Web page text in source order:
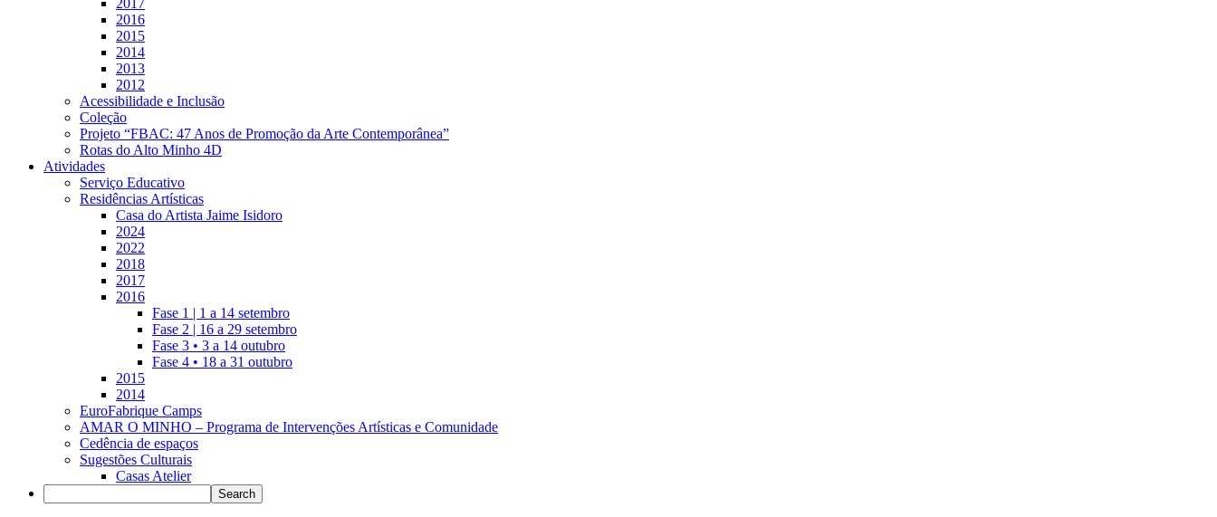
2017
2016
2015
2014
2013
2012
Acessibilidade e Inclusão
Coleção
Projeto “FBAC: 47 Anos de Promoção da Arte Contemporânea”
Rotas do Alto Minho 4D
Atividades
Serviço Educativo
Residências Artísticas
Casa do Artista Jaime Isidoro
2024
2022
2018
2017
2016
Fase 1 | 1 a 14 setembro
Fase 2 | 16 a 29 setembro
Fase 3 • 3 a 14 outubro
Fase 4 • 18 a 31 outubro
2015
2014
EuroFabrique Camps
AMAR O MINHO – Programa de Intervenções Artísticas e Comunidade
Cedência de espaços
Sugestões Culturais
Casas Atelier